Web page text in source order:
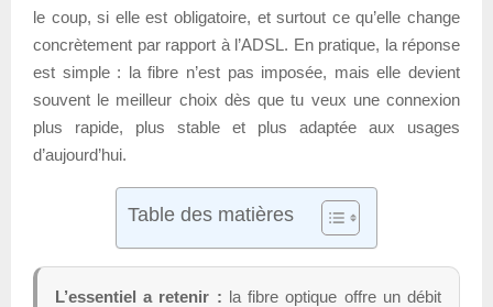
le coup, si elle est obligatoire, et surtout ce qu’elle change
concrètement par rapport à l’ADSL. En pratique, la réponse
est simple : la fibre n’est pas imposée, mais elle devient
souvent le meilleur choix dès que tu veux une connexion
plus rapide, plus stable et plus adaptée aux usages
d’aujourd’hui.
Table des matières
L’essentiel a retenir : la fibre optique offre un débit